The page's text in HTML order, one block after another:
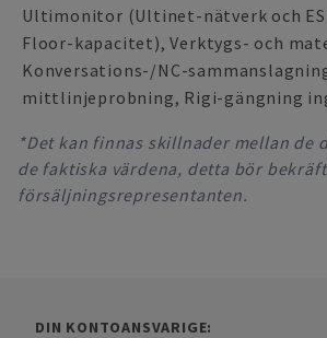
Ultimonitor (Ultinet-nätverk och
Floor-kapacitet), Verktygs- och
Konversations-/NC-
mittlinjeprobning, Rigi-gängning
*Det kan finnas skillnader mellan de
de faktiska värdena, detta bör
försäljningsrepresentanten.
DIN KONTOANSVARIGE: